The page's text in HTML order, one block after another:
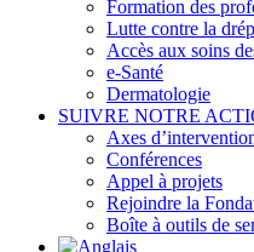
Formation des
Lutte contre la
Accès aux soins
e-Santé
Dermatologie
SUIVRE NOTRE
Axes
Conférences
Appel à projets
Rejoindre la
Boîte à outils de